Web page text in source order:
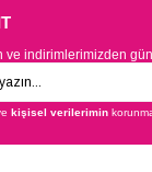
ve indirimlerimizden
kişisel verilerimin